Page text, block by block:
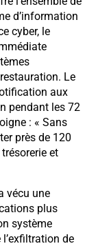
d’information
cyber, le
Le
aux
pendant les 72
: « Sans
près de 120
et
vécu une
plus
système
de